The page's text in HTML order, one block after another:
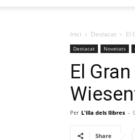
Inici Destacat El
Destacat Novetats
El
Per L'illa dels llibres -
Share